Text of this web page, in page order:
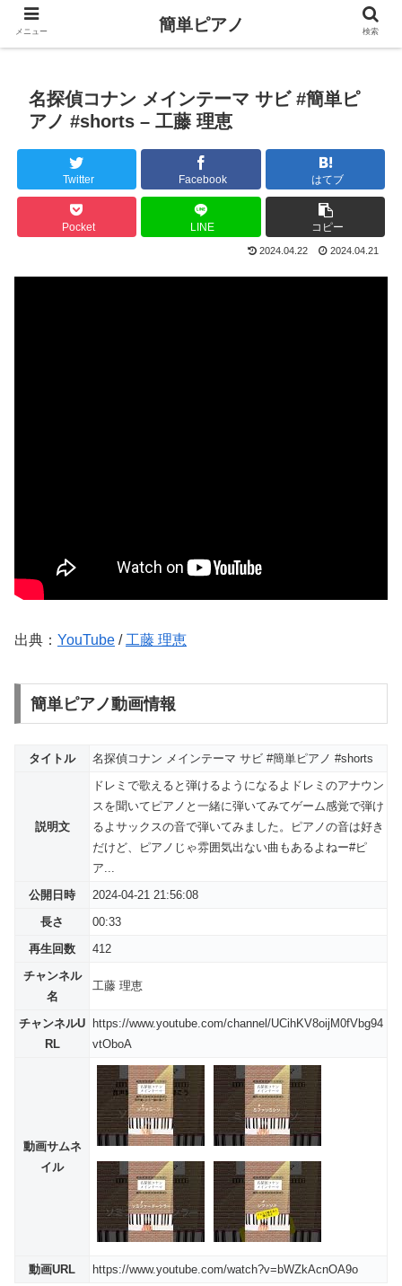
名探偵コナン メインテーマ サビ #簡単ピ
アノ #shorts – 工藤 理恵
Twitter Facebook はてブ
Pocket LINE コピー
2024.04.22 2024.04.21
出典： YouTube / 工藤 理恵
簡単ピアノ動画情報
タイトル 名探偵コナン メインテーマ サビ #簡単ピアノ #shorts
説明文
ドレミで歌えると弾けるようになるよドレミのアナウン
スを聞いてピアノと一緒に弾いてみてゲーム感覚で弾け
るよサックスの音で弾いてみました。ピアノの音は好き
だけど、ピアノじゃ雰囲気出ない曲もあるよねー#ピ
ア...
公開日時
2024-04-21 21:56:08
長さ
00:33
再生回数
412
チャンネル
名
工藤 理恵
チャンネルU
RL
https://www.youtube.com/channel/UCihKV8oijM0fVbg94
vtOboA
動画サムネ
イル
動画URL https://www.youtube.com/watch?v=bWZkAcnOA9o
メニュー 簡単ピアノ 検索